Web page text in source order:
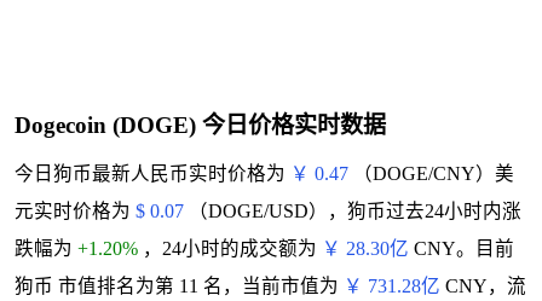
Dogecoin (DOGE) 今日价格实时数据
今日狗币最新人民币实时价格为 ￥ 0.47（DOGE/CNY）美
元实时价格为 $ 0.07（DOGE/USD），狗币过去24小时内涨
跌幅为 +1.20% ，24小时的成交额为 ￥ 28.30亿 CNY。目前
狗币 市值排名为第 11 名，当前市值为 ￥ 731.28亿 CNY，流